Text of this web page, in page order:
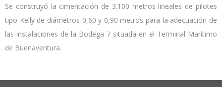
Se construyó la cimentación de 3.100 metros lineales de pilotes
tipo Kelly de diámetros 0,60 y 0,90 metros para la adecuación de
las instalaciones de la Bodega 7 situada en el Terminal Marítimo
de Buenaventura.